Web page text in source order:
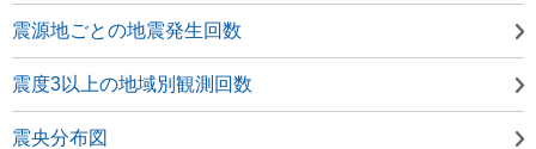
震源地ごとの地震発生回数
震度3以上の地域別観測回数
震央分布図